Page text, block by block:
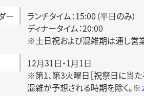
ー
ランチタイム：15:00（平日のみ）
ディナータイム：20:00
※土日祝および混雑期は通し営
12月31日・1月1日
※第1、第3火曜日［祝祭日に当た
混雑が予想される時期を除く。※